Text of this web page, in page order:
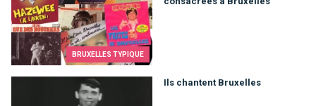
BRUXELLES TYPIQUE
Ils chantent Bruxelles
Ils chantent Bruxelles